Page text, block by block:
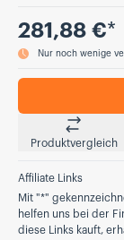
Preis
281,88 €*
Nur noch wenige
Produktvergleich
Affiliate Links
Mit "*"
helfen uns bei der
diese Links kauft,